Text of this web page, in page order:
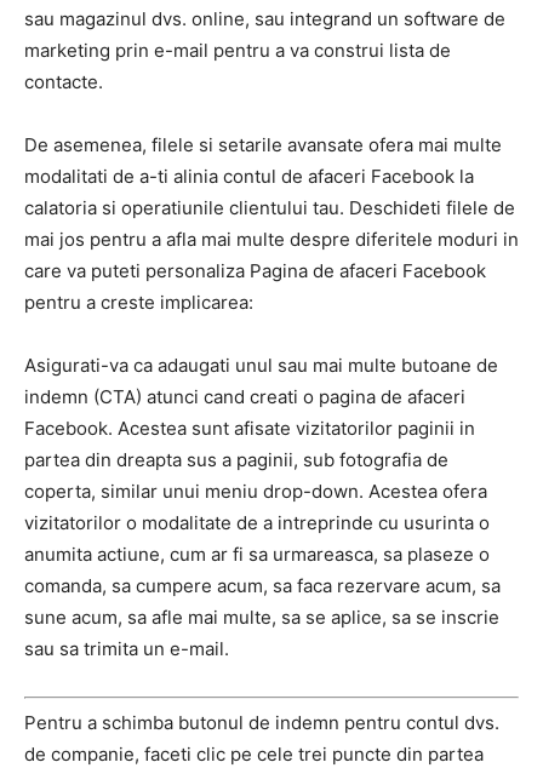
sau magazinul dvs. online, sau integrand un software de
marketing prin e-mail pentru a va construi lista de
contacte.
De asemenea, filele si setarile avansate ofera mai multe
modalitati de a-ti alinia contul de afaceri Facebook la
calatoria si operatiunile clientului tau. Deschideti filele de
mai jos pentru a afla mai multe despre diferitele moduri in
care va puteti personaliza Pagina de afaceri Facebook
pentru a creste implicarea:
Asigurati-va ca adaugati unul sau mai multe butoane de
indemn (CTA) atunci cand creati o pagina de afaceri
Facebook. Acestea sunt afisate vizitatorilor paginii in
partea din dreapta sus a paginii, sub fotografia de
coperta, similar unui meniu drop-down. Acestea ofera
vizitatorilor o modalitate de a intreprinde cu usurinta o
anumita actiune, cum ar fi sa urmareasca, sa plaseze o
comanda, sa cumpere acum, sa faca rezervare acum, sa
sune acum, sa afle mai multe, sa se aplice, sa se inscrie
sau sa trimita un e-mail.
Pentru a schimba butonul de indemn pentru contul dvs.
de companie, faceti clic pe cele trei puncte din partea